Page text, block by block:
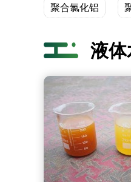
聚合氯化铝
液